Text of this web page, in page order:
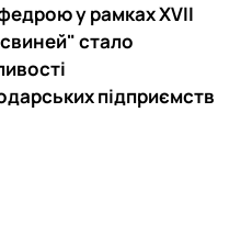
у рамках XVII
стало
підприємств